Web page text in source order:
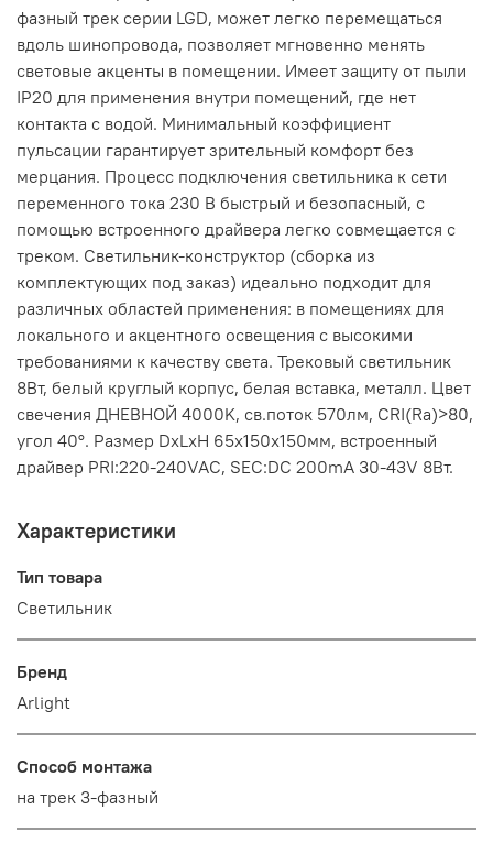
фазный трек серии LGD, может легко перемещаться
вдоль шинопровода, позволяет мгновенно менять
световые акценты в помещении. Имеет защиту от пыли
IP20 для применения внутри помещений, где нет
контакта с водой. Минимальный коэффициент
пульсации гарантирует зрительный комфорт без
мерцания. Процесс подключения светильника к сети
переменного тока 230 В быстрый и безопасный, с
помощью встроенного драйвера легко совмещается с
треком. Светильник-конструктор (сборка из
комплектующих под заказ) идеально подходит для
различных областей применения: в помещениях для
локального и акцентного освещения с высокими
требованиями к качеству света. Трековый светильник
8Вт, белый круглый корпус, белая вставка, металл. Цвет
свечения ДНЕВНОЙ 4000K, св.поток 570лм, CRI(Ra)>80,
угол 40°. Размер DxLxH 65x150x150мм, встроенный
драйвер PRI:220-240VAC, SEC:DC 200mA 30-43V 8Вт.
Характеристики
Тип товара
Светильник
Бренд
Arlight
Способ монтажа
на трек 3-фазный